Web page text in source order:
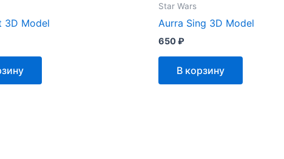
3D Model
Star Wars
Aurra Sing 3D Model
650₽
В корзину